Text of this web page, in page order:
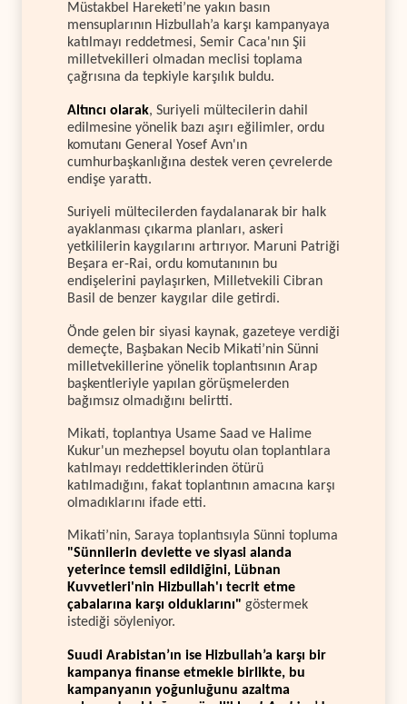
Müstakbel Hareketi’ne yakın basın
mensuplarının Hizbullah’a karşı kampanyaya
katılmayı reddetmesi, Semir Caca'nın Şii
milletvekilleri olmadan meclisi toplama
çağrısına da tepkiyle karşılık buldu.
Altıncı olarak, Suriyeli mültecilerin dahil
edilmesine yönelik bazı aşırı eğilimler, ordu
komutanı General Yosef Avn'ın
cumhurbaşkanlığına destek veren çevrelerde
endişe yarattı.
Suriyeli mültecilerden faydalanarak bir halk
ayaklanması çıkarma planları, askeri
yetkililerin kaygılarını artırıyor. Maruni Patriği
Beşara er-Rai, ordu komutanının bu
endişelerini paylaşırken, Milletvekili Cibran
Basil de benzer kaygılar dile getirdi.
Önde gelen bir siyasi kaynak, gazeteye verdiği
demeçte, Başbakan Necib Mikati’nin Sünni
milletvekillerine yönelik toplantısının Arap
başkentleriyle yapılan görüşmelerden
bağımsız olmadığını belirtti.
Mikati, toplantıya Usame Saad ve Halime
Kukur'un mezhepsel boyutu olan toplantılara
katılmayı reddettiklerinden ötürü
katılmadığını, fakat toplantının amacına karşı
olmadıklarını ifade etti.
Mikati’nin, Saraya toplantısıyla Sünni topluma
"Sünnilerin devlette ve siyasi alanda
yeterince temsil edildiğini, Lübnan
Kuvvetleri'nin Hizbullah'ı tecrit etme
çabalarına karşı olduklarını" göstermek
istediği söyleniyor.
Suudi Arabistan’ın ise Hizbullah’a karşı bir
kampanya finanse etmekle birlikte, bu
kampanyanın yoğunluğunu azaltma